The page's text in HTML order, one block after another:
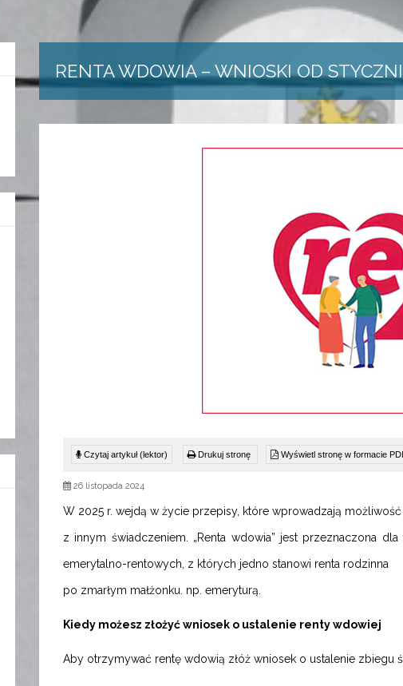
RENTA WDOWIA – WNIOSKI OD
Czytaj artykuł (lektor) Drukuj stronę Wyświetl stronę w formacie
26 listopada 2024
W 2025 r. wejdą w życie przepisy, które wprowadzają możliwość
z innym świadczeniem. „Renta wdowia” jest przeznaczona
emerytalno-rentowych, z których jedno stanowi renta rodzinna
po zmarłym małżonku. np. emeryturą.
Kiedy możesz złożyć wniosek o ustalenie renty wdowiej
Aby otrzymywać rentę wdowią złóż wniosek o ustalenie zbiegu